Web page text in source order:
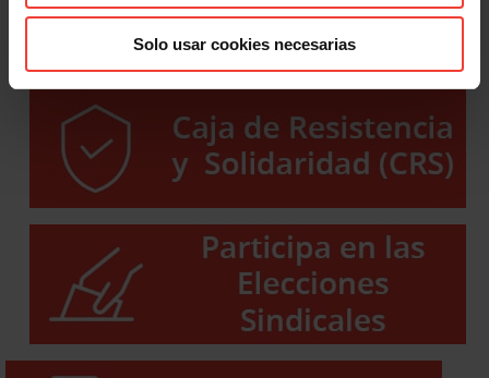
Solo usar cookies necesarias